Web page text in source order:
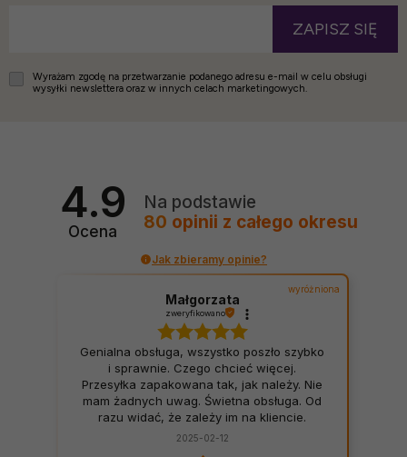
ZAPISZ SIĘ
Wyrażam zgodę na przetwarzanie podanego adresu e-mail w celu obsługi
wysyłki newslettera oraz w innych celach marketingowych.
4.9
Ocena
Na podstawie
80 opinii z całego okresu
Jak zbieramy opinie?
wyróżniona
Małgorzata
zweryfikowano
Genialna obsługa, wszystko poszło szybko
i sprawnie. Czego chcieć więcej.
Przesyłka zapakowana tak, jak należy. Nie
mam żadnych uwag. Świetna obsługa. Od
razu widać, że zależy im na kliencie.
Zamówienie dostarczone na czas, bez
2025-02-12